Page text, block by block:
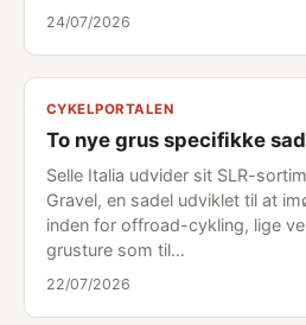
24/07/2026
CYKELPORTALEN
To nye grus specifikke
Selle Italia udvider sit SLR-
Gravel, en sadel udviklet til at
inden for offroad-cykling, lige
grusture som til…
22/07/2026